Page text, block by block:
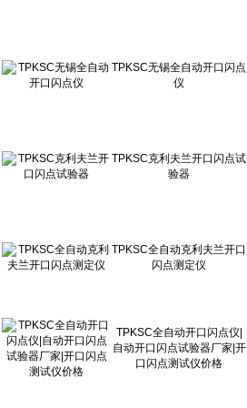
TPKSC无锡全自动开口闪点
仪
TPKSC克利夫兰开口闪点试
验器
TPKSC全自动克利夫兰开口
闪点测定仪
TPKSC全自动开口闪点仪|
自动开口闪点试验器厂家|开
口闪点测试仪价格